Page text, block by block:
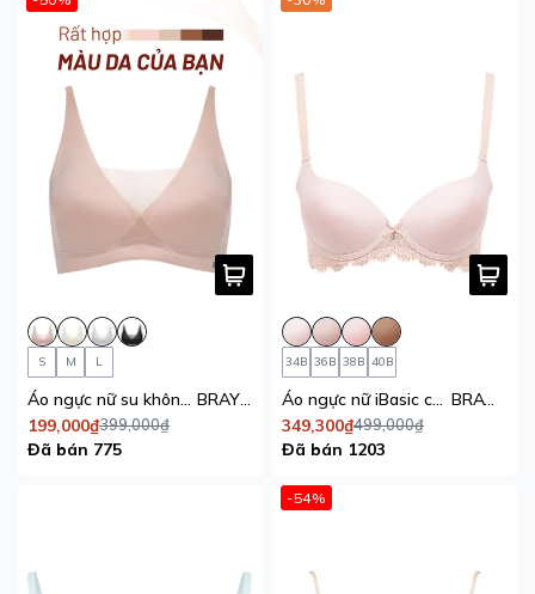
S M L
Áo ngực nữ su không đường may iBasic mút mỏng phối lưới bralette không lộ viền
BRAY112
199,000₫399,000₫
Đã bán 775
34B 36B 38B 40B
Áo ngực nữ iBasic có gọng mút mỏng cúp trơn màu da phối thân ren
BRAW136
349,300₫499,000₫
Đã bán 1203
-54%